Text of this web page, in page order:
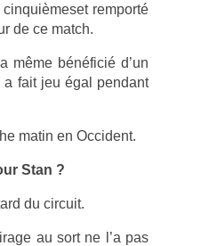
re­mporté
de ce match.
même bénéficié d’un
a fait jeu égal pen­dant
matin en Oc­cident.
Stan ?
du cir­cuit.
au sort ne l’a pas